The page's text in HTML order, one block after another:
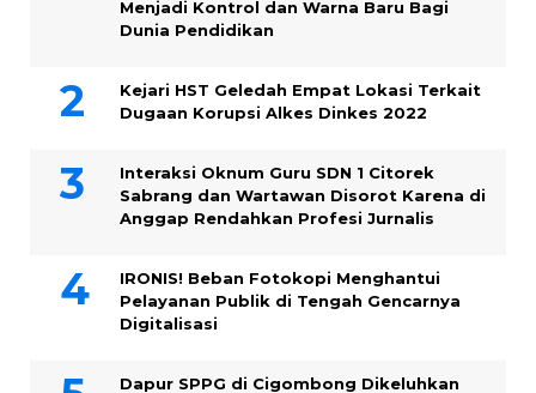
Menjadi Kontrol dan Warna Baru Bagi
Dunia Pendidikan
Kejari HST Geledah Empat Lokasi Terkait
Dugaan Korupsi Alkes Dinkes 2022
Interaksi Oknum Guru SDN 1 Citorek
Sabrang dan Wartawan Disorot Karena di
Anggap Rendahkan Profesi Jurnalis
IRONIS! Beban Fotokopi Menghantui
Pelayanan Publik di Tengah Gencarnya
Digitalisasi
Dapur SPPG di Cigombong Dikeluhkan